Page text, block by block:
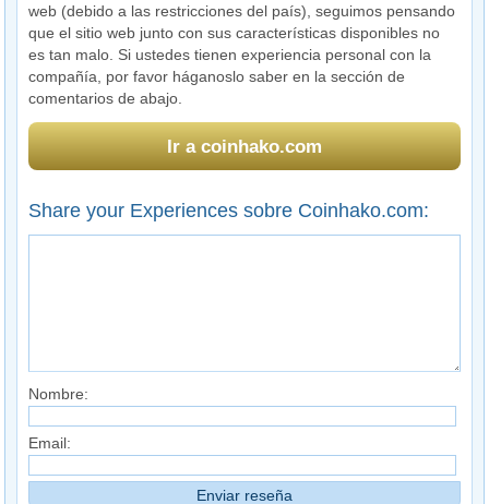
web (debido a las restricciones del país), seguimos pensando
que el sitio web junto con sus características disponibles no
es tan malo. Si ustedes tienen experiencia personal con la
compañía, por favor háganoslo saber en la sección de
comentarios de abajo.
Ir a coinhako.com
Share your Experiences sobre Coinhako.com:
Nombre:
Email: